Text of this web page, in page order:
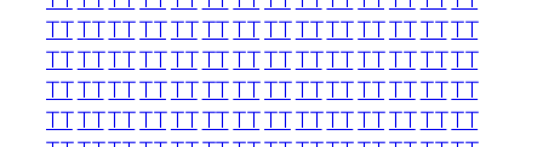
TTTTTTTTTTTTTTTTTTTTTTTTTTTT
TTTTTTTTTTTTTTTTTTTTTTTTTTTT
TTTTTTTTTTTTTTTTTTTTTTTTTTTT
TTTTTTTTTTTTTTTTTTTTTTTTTTTT